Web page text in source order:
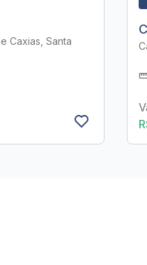
Caxias, Santa